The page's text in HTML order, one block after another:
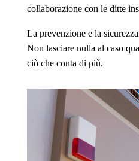
collaborazione con le ditte
La prevenzione e la
Non lasciare nulla al caso
ciò che conta di più.